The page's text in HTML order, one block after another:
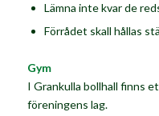
Lämna inte kvar de
Förrådet skall hållas
Gym
I Grankulla bollhall finns
föreningens lag.